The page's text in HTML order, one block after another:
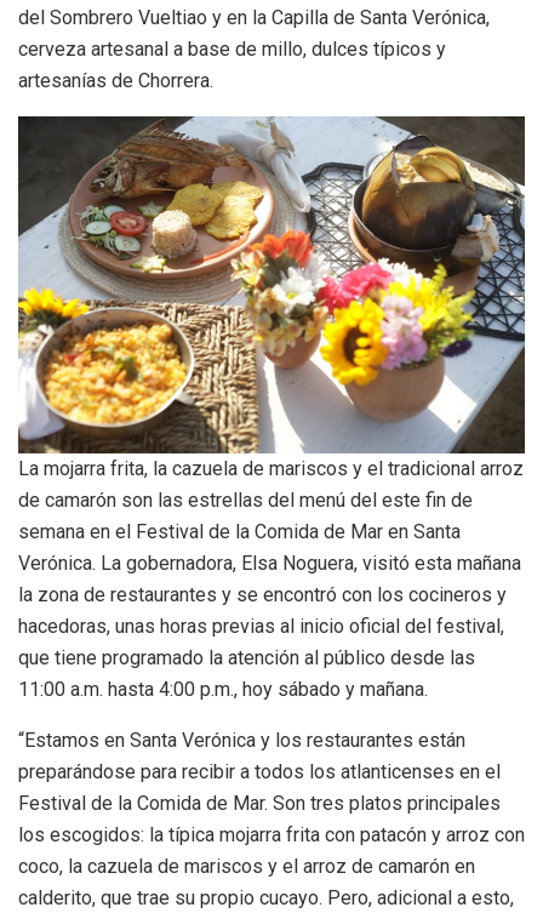
del Sombrero Vueltiao y en la Capilla de Santa Verónica,
cerveza artesanal a base de millo, dulces típicos y
artesanías de Chorrera.
La mojarra frita, la cazuela de mariscos y el tradicional arroz
de camarón son las estrellas del menú del este fin de
semana en el Festival de la Comida de Mar en Santa
Verónica. La gobernadora, Elsa Noguera, visitó esta mañana
la zona de restaurantes y se encontró con los cocineros y
hacedoras, unas horas previas al inicio oficial del festival,
que tiene programado la atención al público desde las
11:00 a.m. hasta 4:00 p.m., hoy sábado y mañana.
“Estamos en Santa Verónica y los restaurantes están
preparándose para recibir a todos los atlanticenses en el
Festival de la Comida de Mar. Son tres platos principales
los escogidos: la típica mojarra frita con patacón y arroz con
coco, la cazuela de mariscos y el arroz de camarón en
calderito, que trae su propio cucayo. Pero, adicional a esto,